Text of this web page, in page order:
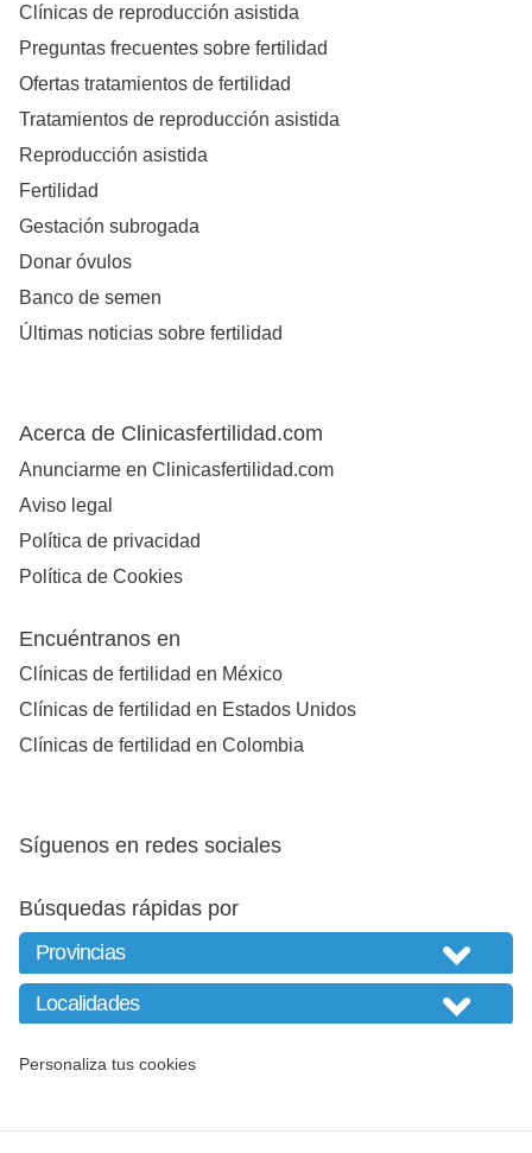
Clínicas de reproducción asistida
Preguntas frecuentes sobre fertilidad
Ofertas tratamientos de fertilidad
Tratamientos de reproducción asistida
Reproducción asistida
Fertilidad
Gestación subrogada
Donar óvulos
Banco de semen
Últimas noticias sobre fertilidad
Acerca de Clinicasfertilidad.com
Anunciarme en Clinicasfertilidad.com
Aviso legal
Política de privacidad
Política de Cookies
Encuéntranos en
Clínicas de fertilidad en México
Clínicas de fertilidad en Estados Unidos
Clínicas de fertilidad en Colombia
Síguenos en redes sociales
Búsquedas rápidas por
Personaliza tus cookies